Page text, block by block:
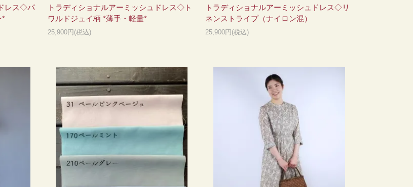
レス◇パ
*
トラディショナルアーミッシュドレス◇ト
ワルドジュイ柄 *薄手・軽量*
25,900円(税込)
トラディショナルアーミッシュドレス◇リ
ネンストライプ（ナイロン混）
25,900円(税込)